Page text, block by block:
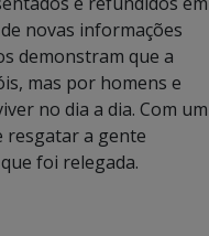
novas informações
demonstram que a
mas por homens e
no dia a dia. Com um
a gente
foi relegada.